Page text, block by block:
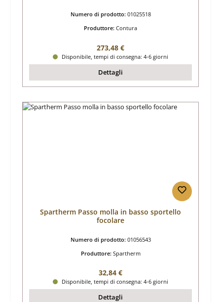
Numero di prodotto: 01025518
Produttore: Contura
Prezzo normale:
273,48 €
Disponibile, tempi di consegna: 4-6 giorni
Dettagli
Spartherm Passo molla in basso sportello
focolare
Numero di prodotto: 01056543
Produttore: Spartherm
Prezzo normale:
32,84 €
Disponibile, tempi di consegna: 4-6 giorni
Dettagli